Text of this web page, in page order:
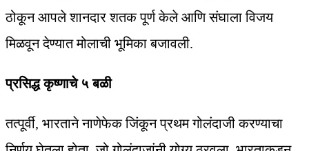
ठोकून आपले शानदार शतक पूर्ण केले आणि संघाला विजय
मिळवून देण्यात मोलाची भूमिका बजावली.
प्रसिद्ध कृष्णाचे ५ बळी
तत्पूर्वी, भारताने नाणेफेक जिंकून प्रथम गोलंदाजी करण्याचा